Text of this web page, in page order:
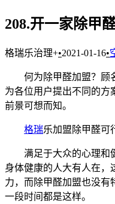
208.开一家除甲
格瑞乐治理+•2021-01-16•
何为除甲醛加盟？顾名
为各位用户提出不同的方
前景可想而知。
格瑞乐加盟除甲醛可
满足于大众的心理和
身体健康的人大有人在，
力，而除甲醛加盟也没有
一段时间都是这样。